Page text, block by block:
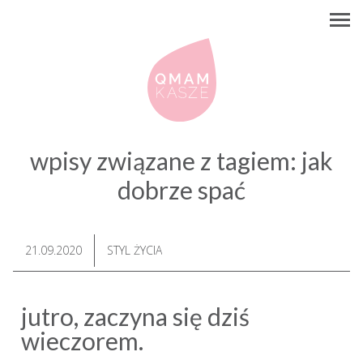
wpisy związane z tagiem: jak
dobrze spać
21.09.2020 STYL ŻYCIA
jutro, zaczyna się dziś
wieczorem.